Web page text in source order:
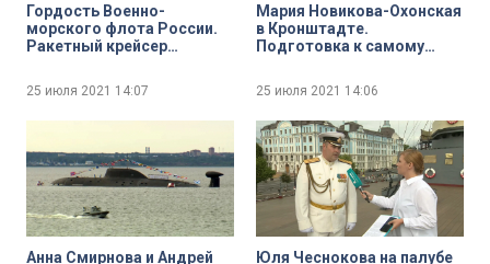
Гордость Военно-
морского флота России.
Ракетный крейсер
25 июля 2021 14:07
Мария Новикова-Охонская
в Кронштадте.
Подготовка к самому
салюту
25 июля 2021 14:06
Анна Смирнова и Андрей Юля Чеснокова на палубе